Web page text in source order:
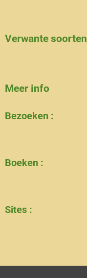
Verwante soorten
Meer info
Bezoeken :
Boeken :
Sites :